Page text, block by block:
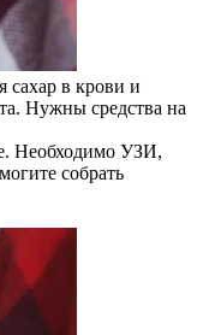
сахар в крови и
Нужны средства на
Необходимо УЗИ,
собрать